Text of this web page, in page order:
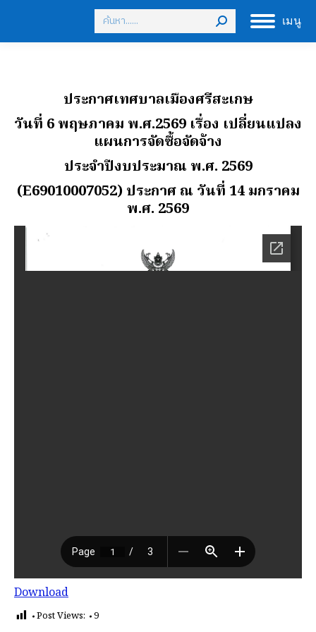
เมนู
Search:
ประกาศเทศบาลเมืองศรีสะเกษ
วันที่ 6 พฤษภาคม พ.ศ.2569 เรื่อง เปลี่ยนแปลง
แผนการจัดซื้อจัดจ้าง
ประจําปีงบประมาณ พ.ศ. 2569
(E69010007052) ประกาศ ณ วันที่ 14 มกราคม
พ.ศ. 2569
Download
Post Views: 9